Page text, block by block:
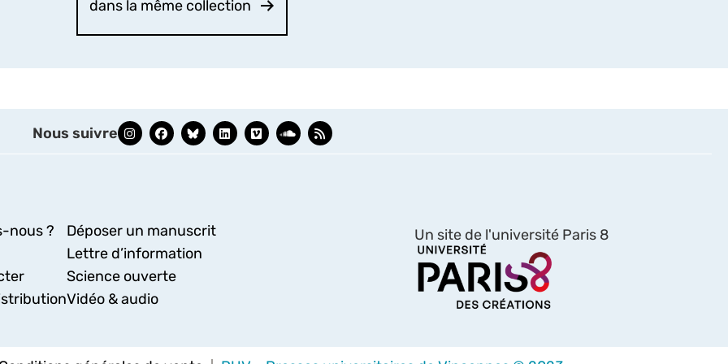
dans la même collection
Nous suivre
nous ?
Déposer un manuscrit
Lettre d’information
Science ouverte
Vidéo & audio
Un site de l'université Paris 8